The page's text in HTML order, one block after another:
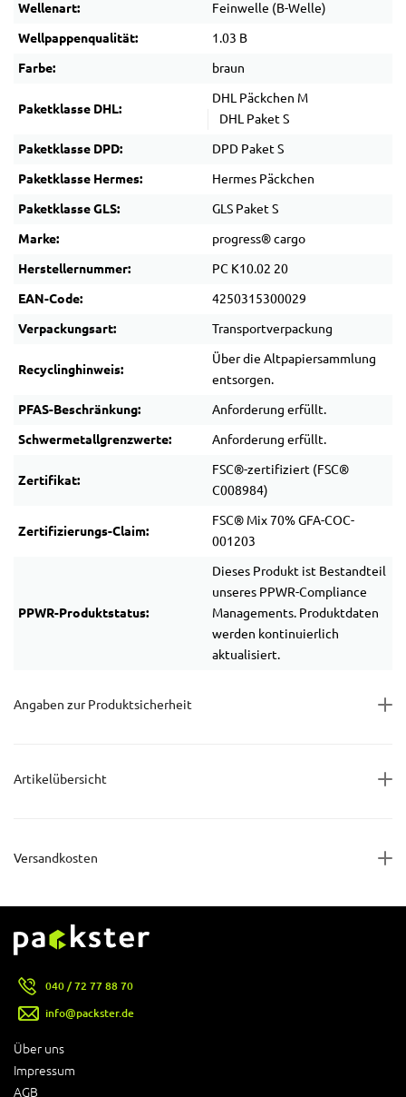
Wellenart: Feinwelle (B-Welle)
Wellpappenqualität: 1.03 B
Farbe: braun
Paketklasse DHL:
DHL Päckchen M
DHL Paket S
Paketklasse DPD: DPD Paket S
Paketklasse Hermes: Hermes Päckchen
Paketklasse GLS: GLS Paket S
Marke: progress® cargo
Herstellernummer: PC K10.02 20
EAN-Code: 4250315300029
Verpackungsart: Transportverpackung
Recyclinghinweis:
Über die Altpapiersammlung
entsorgen.
PFAS-Beschränkung: Anforderung erfüllt.
Schwermetallgrenzwerte: Anforderung erfüllt.
Zertifikat:
FSC®-zertifiziert (FSC®
C008984)
Zertifizierungs-Claim:
FSC® Mix 70% GFA-COC-
001203
PPWR-Produktstatus:
Dieses Produkt ist Bestandteil
unseres PPWR-Compliance
Managements. Produktdaten
werden kontinuierlich
aktualisiert.
Angaben zur Produktsicherheit
Artikelübersicht
Versandkosten
Über uns
Impressum
AGB
040 / 72 77 88 70
info@packster.de